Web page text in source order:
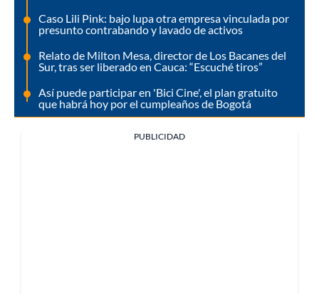
Caso Lili Pink: bajo lupa otra empresa vinculada por
presunto contrabando y lavado de activos
Relato de Milton Mesa, director de Los Bacanes del
Sur, tras ser liberado en Cauca: “Escuché tiros”
Así puede participar en 'Bici Cine', el plan gratuito
que habrá hoy por el cumpleaños de Bogotá
PUBLICIDAD